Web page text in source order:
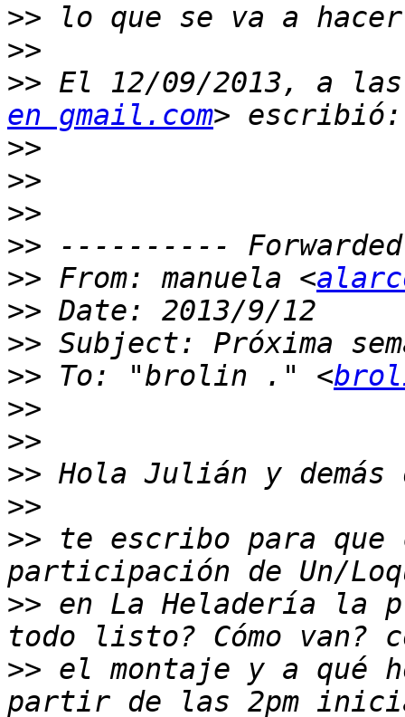
>>
>>
>> El 12/09/2013, a
en gmail.com
>>
>>
>>
>>
>> From: manuela <
>>
>>
>> To: "brolin ." <
>>
>>
>>
>>
>> te escribo para que
>> en La Heladería la
>> el montaje y a qué